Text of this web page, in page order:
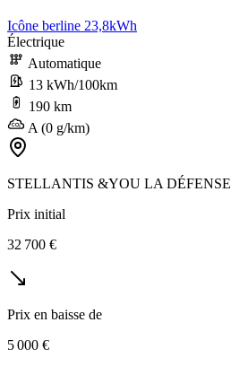
Icône berline 23,8kWh
Électrique
Automatique
13 kWh/100km
190 km
A (0 g/km)
STELLANTIS &YOU LA DÉFENSE
Prix initial
32 700 €
Prix en baisse de
5 000 €